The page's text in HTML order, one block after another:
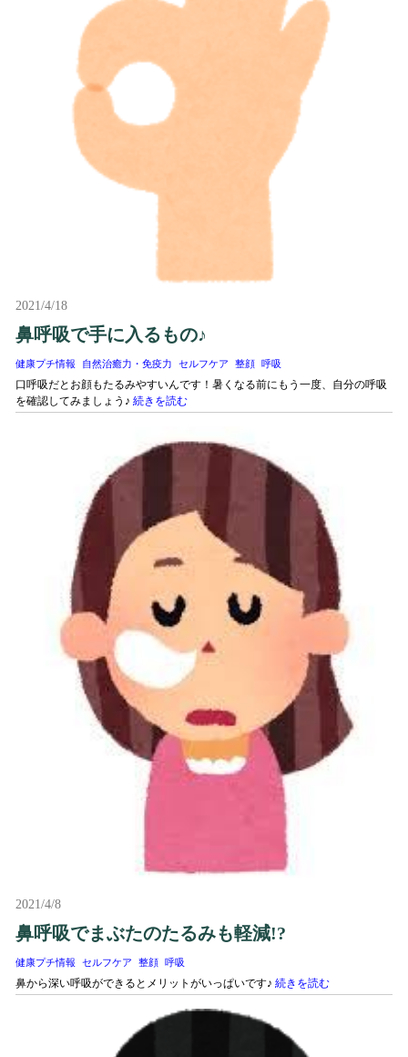
2021/4/18
鼻呼吸で手に入るもの♪
健康プチ情報 自然治癒力・免疫力 セルフケア 整顔 呼吸
口呼吸だとお顔もたるみやすいんです！暑くなる前にもう一度、自分の呼吸
を確認してみましょう♪ 続きを読む
2021/4/8
鼻呼吸でまぶたのたるみも軽減!?
健康プチ情報 セルフケア 整顔 呼吸
鼻から深い呼吸ができるとメリットがいっぱいです♪ 続きを読む